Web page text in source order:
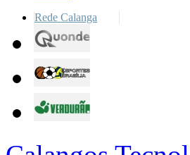
Rede Calanga